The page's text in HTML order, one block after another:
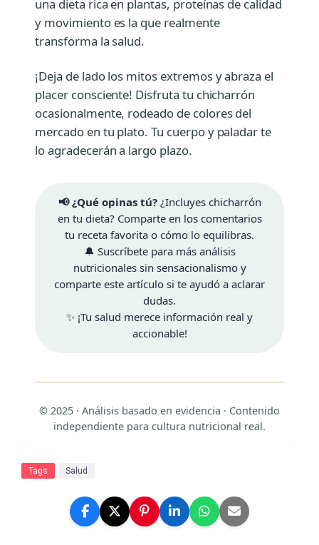
una dieta rica en plantas, proteínas de calidad
y movimiento es la que realmente
transforma la salud.
¡Deja de lado los mitos extremos y abraza el
placer consciente! Disfruta tu chicharrón
ocasionalmente, rodeado de colores del
mercado en tu plato. Tu cuerpo y paladar te
lo agradecerán a largo plazo.
📢 ¿Qué opinas tú?¿Incluyes chicharrón
en tu dieta? Comparte en los comentarios
tu receta favorita o cómo lo equilibras.
🔔 Suscríbete para más análisis
nutricionales sin sensacionalismo y
comparte este artículo si te ayudó a aclarar
dudas.
✨ ¡Tu salud merece información real y
accionable!
© 2025 · Análisis basado en evidencia · Contenido
independiente para cultura nutricional real.
Tags Salud